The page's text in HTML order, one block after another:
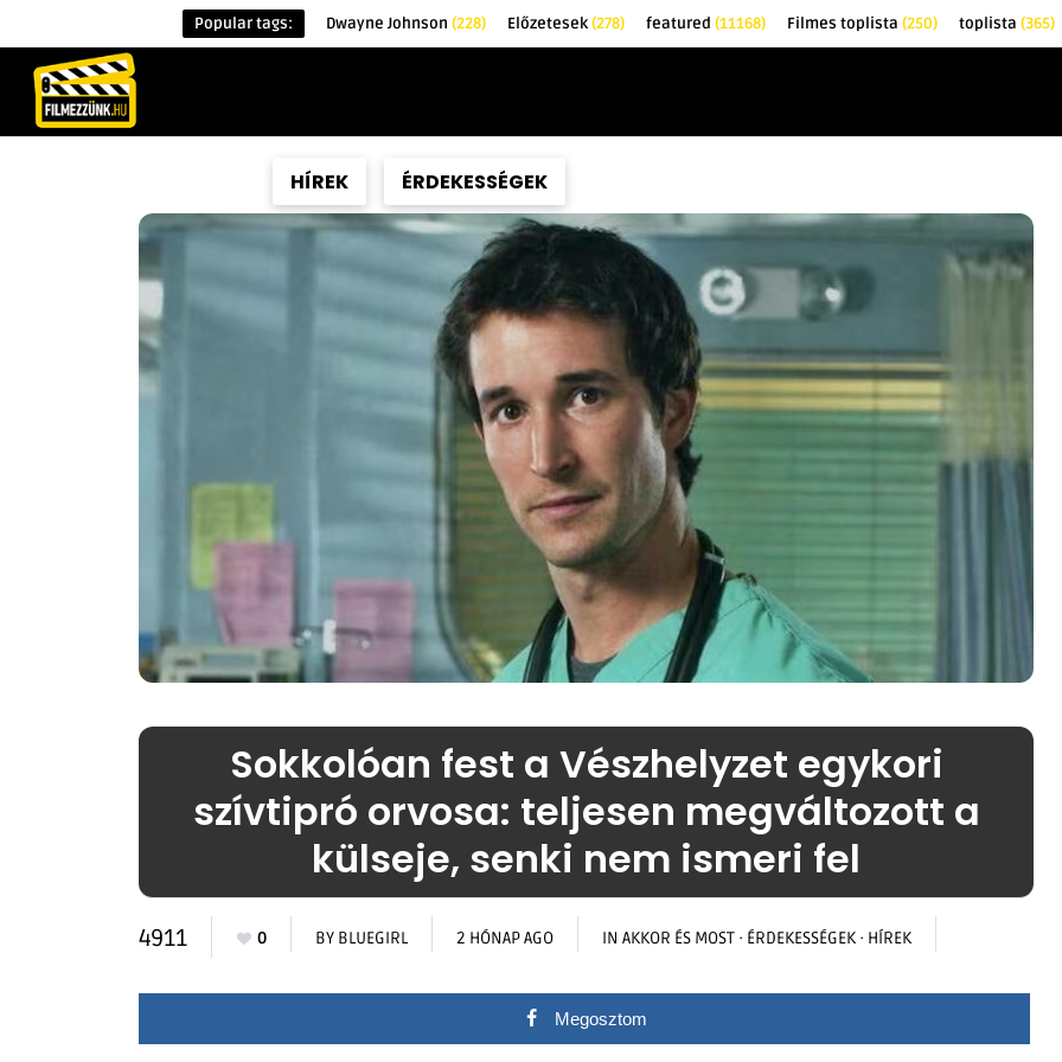
Popular tags: Dwayne Johnson (228) Előzetesek(278) featured (11168) Filmes toplista (250) toplista (365)
HÍREK ÉRDEKESSÉGEK
Sokkolóan fest a Vészhelyzet egykori
szívtipró orvosa: teljesen megváltozott a
külseje, senki nem ismeri fel
4911 0 BY BLUEGIRL 2 HÓNAP AGO IN AKKOR ÉS MOST · ÉRDEKESSÉGEK · HÍREK
Megosztom